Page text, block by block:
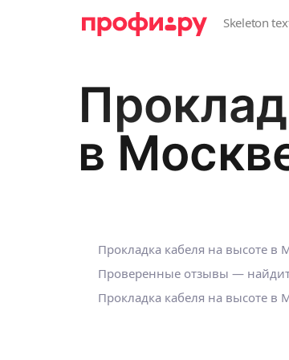
в
Прокладка кабеля на высоте
Проверенные отзывы —
Прокладка кабеля на высоте в